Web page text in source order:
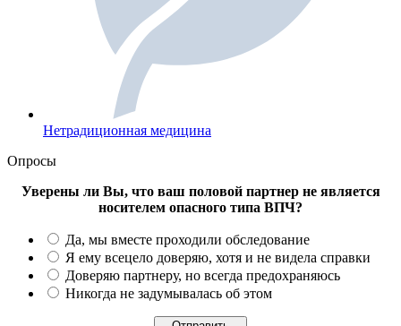
Нетрадиционная медицина
Опросы
Уверены ли Вы, что ваш половой партнер не является
носителем опасного типа ВПЧ?
Да, мы вместе проходили обследование
Я ему всецело доверяю, хотя и не видела справки
Доверяю партнеру, но всегда предохраняюсь
Никогда не задумывалась об этом